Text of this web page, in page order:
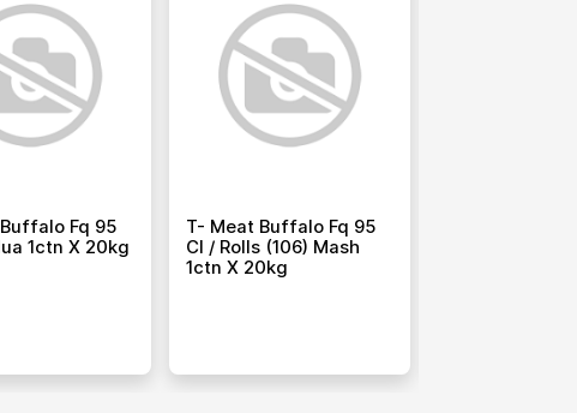
Fq 95
1ctn X 20kg
T- Meat Buffalo Fq 95
Cl / Rolls (106) Mash
1ctn X 20kg